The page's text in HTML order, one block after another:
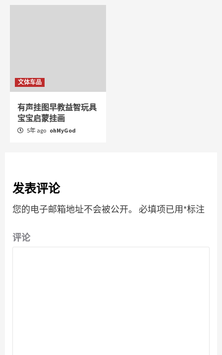
文体车品
有声挂图早教益智玩具
宝宝启蒙挂画
5年 ago ohMyGod
发表评论
您的电子邮箱地址不会被公开。 必填项已用*标注
评论